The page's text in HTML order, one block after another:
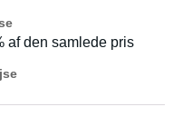
af den samlede pris